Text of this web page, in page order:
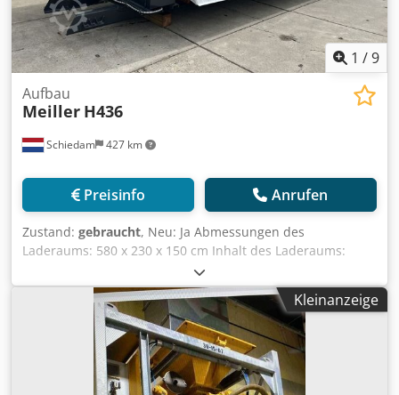
1 /9
Schiedam 427 km
Aufbau
Meiller H436
Preisinfo Anrufen
Zustand: gebraucht, Neu: Ja Abmessungen des
Laderaums: 580 x 230 x 150 cm Inhalt des Laderaums:
20.000 l Dsdpfx Aezatqzjclsck
Kleinanzeige